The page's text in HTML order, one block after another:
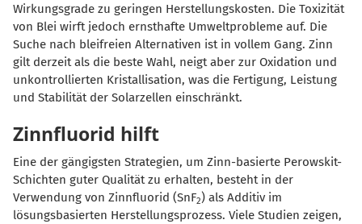
Wirkungsgrade zu geringen Herstellungskosten. Die Toxizität
von Blei wirft jedoch ernsthafte Umweltprobleme auf. Die
Suche nach bleifreien Alternativen ist in vollem Gang. Zinn
gilt derzeit als die beste Wahl, neigt aber zur Oxidation und
unkontrollierten Kristallisation, was die Fertigung, Leistung
und Stabilität der Solarzellen einschränkt.
Zinnfluorid hilft
Eine der gängigsten Strategien, um Zinn-basierte Perowskit-
Schichten guter Qualität zu erhalten, besteht in der
Verwendung von Zinnfluorid (SnF2) als Additiv im
lösungsbasierten Herstellungsprozess. Viele Studien zeigen,